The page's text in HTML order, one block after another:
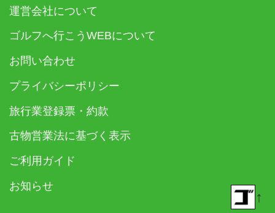
運営会社について
ゴルフへ行こうWEBについて
お問い合わせ
プライバシーポリシー
旅行業登録票・約款
古物営業法に基づく表示
ご利用ガイド
お知らせ
↑